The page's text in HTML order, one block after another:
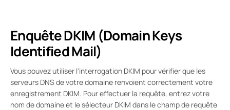
Enquête DKIM (Domain Keys
Identified Mail)
Vous pouvez utiliser l'interrogation DKIM pour vérifier que les
serveurs DNS de votre domaine renvoient correctement votre
enregistrement DKIM. Pour effectuer la requête, entrez votre
nom de domaine et le sélecteur DKIM dans le champ de requête